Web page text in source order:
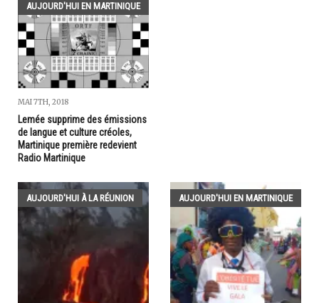
AUJOURD'HUI EN MARTINIQUE
MAI 7TH, 2018
Lemée supprime des émissions
de langue et culture créoles,
Martinique première redevient
Radio Martinique
AUJOURD'HUI À LA RÉUNION AUJOURD'HUI EN MARTINIQUE